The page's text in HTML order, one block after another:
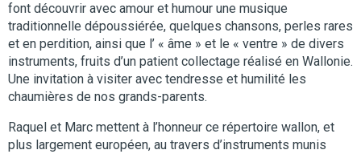
font découvrir avec amour et humour une musique
traditionnelle dépoussiérée, quelques chansons, perles rares
et en perdition, ainsi que l’ « âme » et le « ventre » de divers
instruments, fruits d’un patient collectage réalisé en Wallonie.
Une invitation à visiter avec tendresse et humilité les
chaumières de nos grands-parents.
Raquel et Marc mettent à l’honneur ce répertoire wallon, et
plus largement européen, au travers d’instruments munis